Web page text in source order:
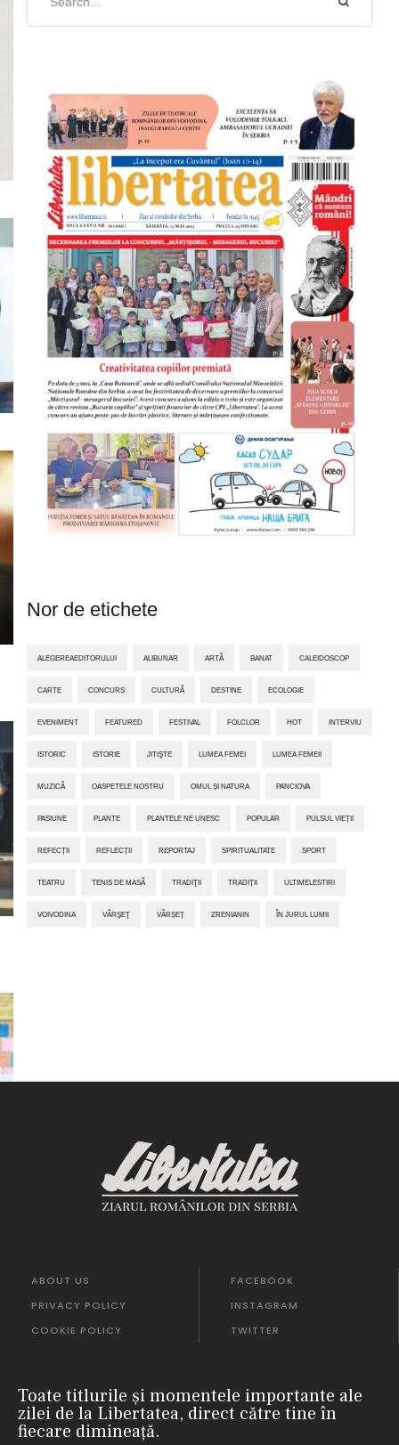
Nor de etichete
ALEGEREAEDITORULUI ALIBUNAR ARTĂ BANAT CALEIDOSCOP
CARTE CONCURS CULTURĂ DESTINE ECOLOGIE
EVENIMENT FEATURED FESTIVAL FOLCLOR HOT INTERVIU
ISTORIC ISTORIE JITIŞTE LUMEA FEMEI LUMEA FEMEII
MUZICĂ OASPETELE NOSTRU OMUL ȘI NATURA PANCIOVA
PASIUNE PLANTE PLANTELE NE UNESC POPULAR PULSUL VIEȚII
REFECȚII REFLECȚII REPORTAJ SPIRITUALITATE SPORT
TEATRU TENIS DE MASĂ TRADIŢII TRADIȚII ULTIMELESTIRI
VOIVODINA VÂRŞEŢ VÂRȘEȚ ZRENIANIN ÎN JURUL LUMII
ABOUT US
PRIVACY POLICY
COOKIE POLICY
FACEBOOK
INSTAGRAM
TWITTER
Toate titlurile și momentele importante ale
zilei de la Libertatea, direct către tine în
fiecare dimineață.